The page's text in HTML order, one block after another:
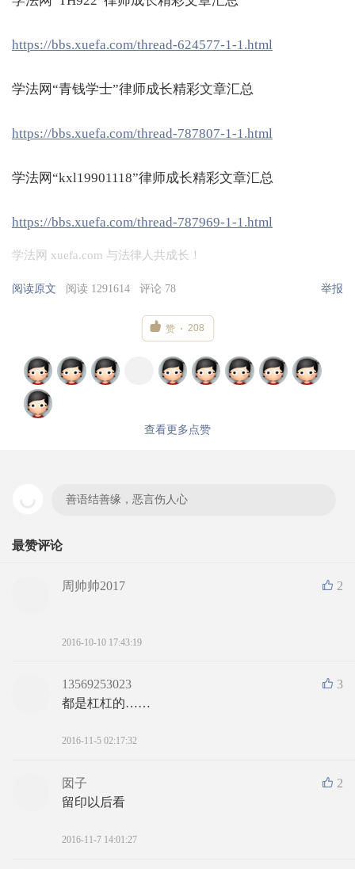
https://bbs.xuefa.com/thread-624577-1-1.html
学法网“青钱学士”律师成长精彩文章汇总
https://bbs.xuefa.com/thread-787807-1-1.html
学法网“kxl19901118”律师成长精彩文章汇总
https://bbs.xuefa.com/thread-787969-1-1.html
学法网 xuefa.com 与法律人共成长！
阅读原文 阅读 1291614 评论 78 举报
 赞 208
查看更多点赞
善语结善缘，恶言伤人心
最赞评论
2
周帅帅2017
2016-10-10 17:43:19
3
13569253023
都是杠杠的……
2016-11-5 02:17:32
2
囡子
留印以后看
2016-11-7 14:01:27